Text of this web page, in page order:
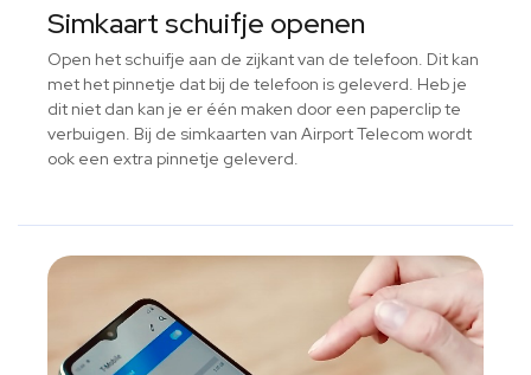
Simkaart schuifje openen
Open het schuifje aan de zijkant van de telefoon. Dit kan
met het pinnetje dat bij de telefoon is geleverd. Heb je
dit niet dan kan je er één maken door een paperclip te
verbuigen. Bij de simkaarten van Airport Telecom wordt
ook een extra pinnetje geleverd.